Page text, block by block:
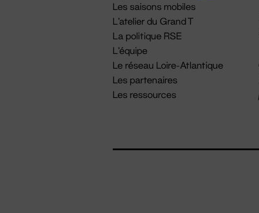
Les saisons mobiles
L'atelier du Grand T
La politique RSE
L'équipe
Le réseau Loire-Atlantique
Les partenaires
Les ressources